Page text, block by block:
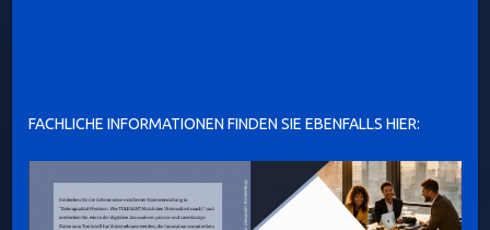
FACHLICHE INFORMATIONEN FINDEN SIE EBENFALLS HIER: